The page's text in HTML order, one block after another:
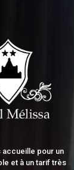
accueille pour un
et à un tarif très